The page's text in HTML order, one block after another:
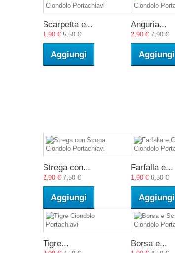
Scarpetta e...
1,90 € 5,50 €
Aggiungi
Anguria...
2,90 € 7,90 €
Aggiungi
Strega con...
2,90 € 7,50 €
Aggiungi
Farfalla e...
1,90 € 6,50 €
Aggiungi
Tigre... Borsa e...